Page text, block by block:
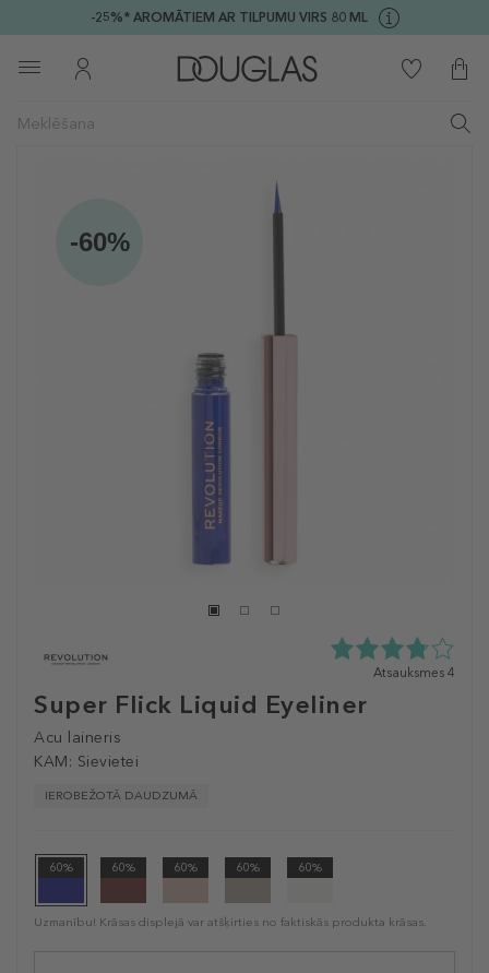
-25%* AROMĀTIEM AR TILPUMU VIRS 80 ML
-60%
Super Flick Liquid Eyeliner
Acu laineris
KAM: Sievietei
IEROBEŽOTĀ DAUDZUMĀ
3.8
Atsauksmes 4
60% 60% 60% 60% 60%
Uzmanību! Krāsas displejā var atšķirties no faktiskās produkta krāsas.